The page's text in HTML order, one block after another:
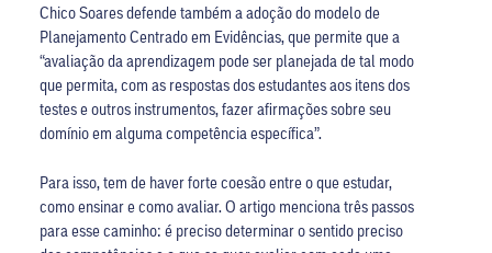
Chico Soares defende também a adoção do modelo de
Planejamento Centrado em Evidências, que permite que a
“avaliação da aprendizagem pode ser planejada de tal modo
que permita, com as respostas dos estudantes aos itens dos
testes e outros instrumentos, fazer afirmações sobre seu
domínio em alguma competência específica”.
Para isso, tem de haver forte coesão entre o que estudar,
como ensinar e como avaliar. O artigo menciona três passos
para esse caminho: é preciso determinar o sentido preciso